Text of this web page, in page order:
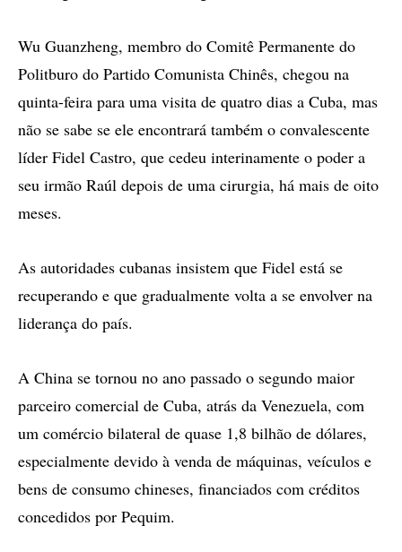
Wu Guanzheng, membro do Comitê Permanente do
Politburo do Partido Comunista Chinês, chegou na
quinta-feira para uma visita de quatro dias a Cuba, mas
não se sabe se ele encontrará também o convalescente
líder Fidel Castro, que cedeu interinamente o poder a
seu irmão Raúl depois de uma cirurgia, há mais de oito
meses.
As autoridades cubanas insistem que Fidel está se
recuperando e que gradualmente volta a se envolver na
liderança do país.
A China se tornou no ano passado o segundo maior
parceiro comercial de Cuba, atrás da Venezuela, com
um comércio bilateral de quase 1,8 bilhão de dólares,
especialmente devido à venda de máquinas, veículos e
bens de consumo chineses, financiados com créditos
concedidos por Pequim.